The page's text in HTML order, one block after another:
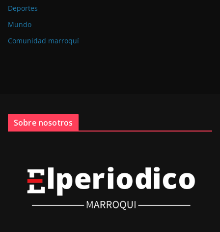
Deportes
Mundo
Comunidad marroquí
Sobre nosotros